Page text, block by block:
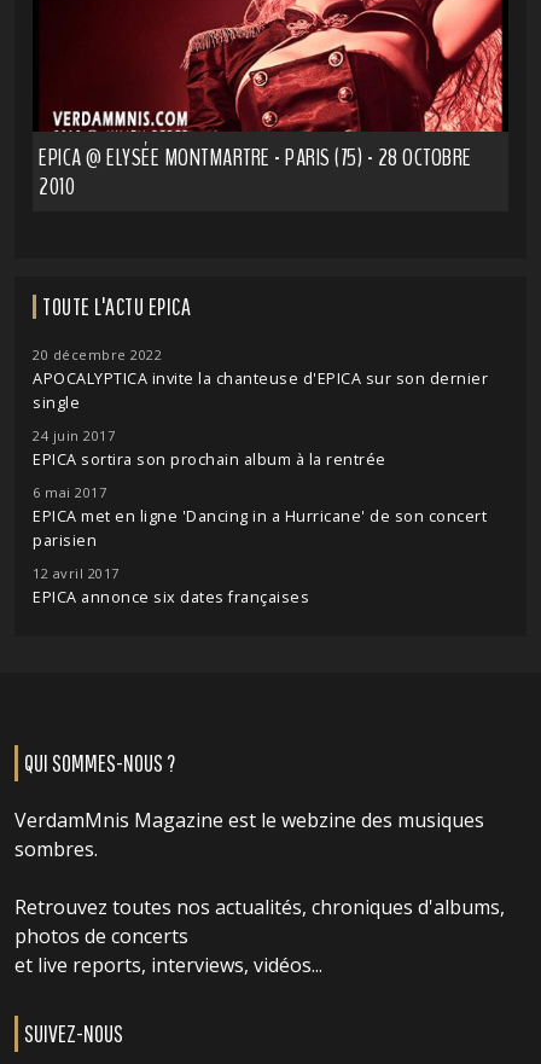
EPICA @ ELYSÉE MONTMARTRE - PARIS (75) - 28 OCTOBRE
2010
TOUTE L'ACTU EPICA
20 décembre 2022
APOCALYPTICA invite la chanteuse d'EPICA sur son dernier
single
24 juin 2017
EPICA sortira son prochain album à la rentrée
6 mai 2017
EPICA met en ligne 'Dancing in a Hurricane' de son concert
parisien
12 avril 2017
EPICA annonce six dates françaises
QUI SOMMES-NOUS ?
VerdamMnis Magazine est le webzine des musiques
sombres.
Retrouvez toutes nos actualités, chroniques d'albums,
photos de concerts
et live reports, interviews, vidéos...
SUIVEZ-NOUS